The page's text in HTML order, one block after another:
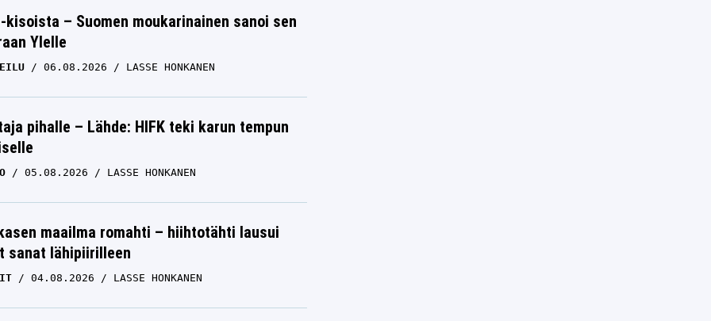
kisoista – Suomen moukarinainen sanoi sen
Ylelle
06.08.2026 LASSE HONKANEN
pihalle – Lähde: HIFK teki karun tempun
05.08.2026 LASSE HONKANEN
maailma romahti – hiihtotähti lausui
sanat lähipiirilleen
04.08.2026 LASSE HONKANEN